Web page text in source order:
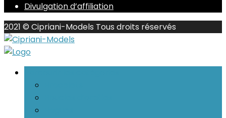
Divulgation d’affiliation
2021 © Cipriani-Models Tous droits réservés